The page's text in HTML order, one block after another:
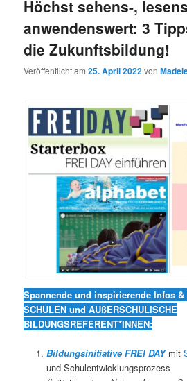
Höchst sehens-,
anwendenswert: 3
die Zukunftsbildung!
Veröffentlicht am25. April 2022von
Spannende und inspirierende Infos
SCHULEN und AUßERSCHULISCHE
BILDUNGSREFERENT*INNEN:
Bildungsinitiative FREI DAY mit
und Schulentwicklungsprozess